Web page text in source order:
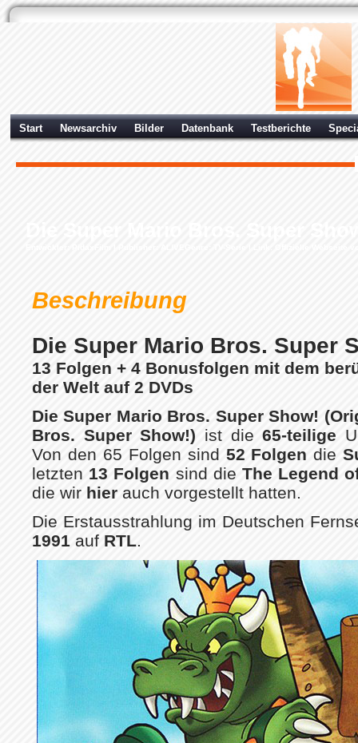
Start Newsarchiv Bilder Datenbank Testberichte
Beschreibung
Die Super Mario Bros. Super
13 Folgen + 4 Bonusfolgen mit dem
der Welt auf 2 DVDs
Die Super Mario Bros. Super Show!
Bros. Super Show!) ist die65-teilige
Von den 65 Folgen sind 52 Folgen die
letzten 13 Folgen sind dieThe Legend
die wir hier auch vorgestellt hatten.
Die Erstausstrahlung im Deutschen
1991 auf RTL.